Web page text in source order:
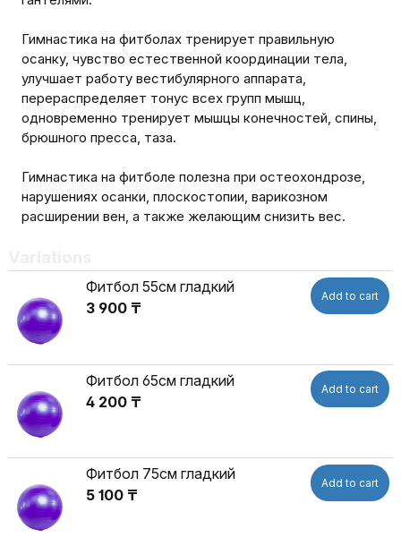
Гимнастика на фитболах тренирует правильную
осанку, чувство естественной координации тела,
улучшает работу вестибулярного аппарата,
перераспределяет тонус всех групп мышц,
одновременно тренирует мышцы конечностей, спины,
брюшного пресса, таза.
Гимнастика на фитболе полезна при остеохондрозе,
нарушениях осанки, плоскостопии, варикозном
расширении вен, а также желающим снизить вес.
Фитбол 55см гладкий
3 900 ₸
Add to cart
Фитбол 65см гладкий
4 200 ₸
Add to cart
Фитбол 75см гладкий
5 100 ₸
Add to cart